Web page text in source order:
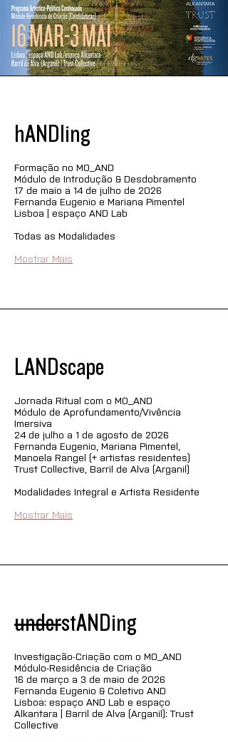
hANDling
Formação no MO_AND
Módulo de Introdução & Desdobramento
17 de maio a 14 de julho de 2026
Fernanda Eugenio e Mariana Pimentel
Lisboa | espaço AND Lab
Todas as Modalidades
Mostrar Mais
LANDscape
Jornada Ritual com o MO_AND
Módulo de Aprofundamento/Vivência
Imersiva
24 de julho a 1 de agosto de 2026
Fernanda Eugenio, Mariana Pimentel,
Manoela Rangel (+ artistas residentes)
Trust Collective, Barril de Alva (Arganil)
Modalidades Integral e Artista Residente
Mostrar Mais
understANDing
Investigação-Criação com o MO_AND
Módulo-Residência de Criação
16 de março a 3 de maio de 2026
Fernanda Eugenio & Coletivo AND
Lisboa: espaço AND Lab e espaço
Alkantara | Barril de Alva (Arganil): Trust
Collective